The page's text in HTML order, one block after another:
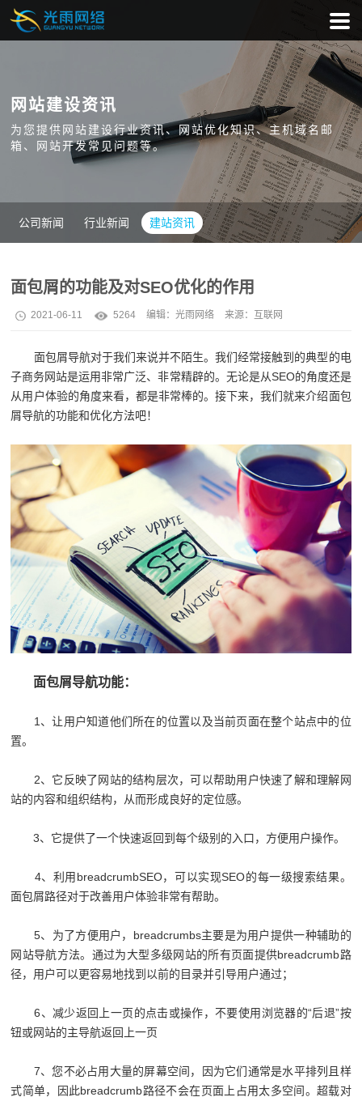
网站建设资讯
为您提供网站建设行业资讯、网站优化知识、主机域名邮
箱、网站开发常见问题等。
公司新闻 行业新闻 建站资讯
面包屑的功能及对SEO优化的作用
2021-06-11 5264 编辑：光雨网络 来源：互联网
面包屑导航对于我们来说并不陌生。我们经常接触到的典型的电
子商务网站是运用非常广泛、非常精辟的。无论是从SEO的角度还是
从用户体验的角度来看，都是非常棒的。接下来，我们就来介绍面包
屑导航的功能和优化方法吧！
面包屑导航功能：
1、让用户知道他们所在的位置以及当前页面在整个站点中的位
置。
2、它反映了网站的结构层次，可以帮助用户快速了解和理解网
站的内容和组织结构，从而形成良好的定位感。
3、它提供了一个快速返回到每个级别的入口，方便用户操作。
4、利用breadcrumbSEO，可以实现SEO的每一级搜索结果。
面包屑路径对于改善用户体验非常有帮助。
5、为了方便用户，breadcrumbs主要是为用户提供一种辅助的
网站导航方法。通过为大型多级网站的所有页面提供breadcrumb路
径，用户可以更容易地找到以前的目录并引导用户通过；
6、减少返回上一页的点击或操作，不要使用浏览器的“后退”按
钮或网站的主导航返回上一页
7、您不必占用大量的屏幕空间，因为它们通常是水平排列且样
式简单，因此breadcrumb路径不会在页面上占用太多空间。超载对